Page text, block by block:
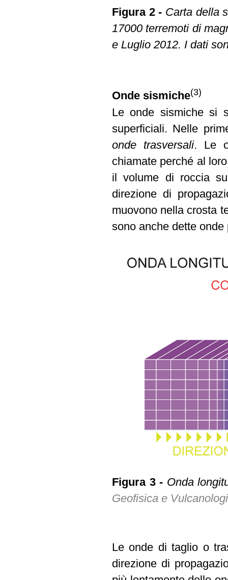
Figura 2 - Carta della
17000 terremoti di
e Luglio 2012. I dati
Onde sismiche(3)
Le onde sismiche si
superficiali. Nelle
onde trasversali. Le
chiamate perché al
il volume di roccia
direzione di
muovono nella crosta
sono anche dette onde
Figura 3 - Onda
Geofisica e
Le onde di taglio o
direzione di